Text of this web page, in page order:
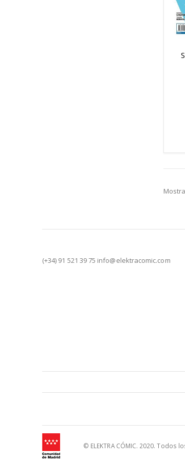
(+34) 91 521 39 75 info@elektracomic.com
© ELEKTRA CÓMIC. 2020.